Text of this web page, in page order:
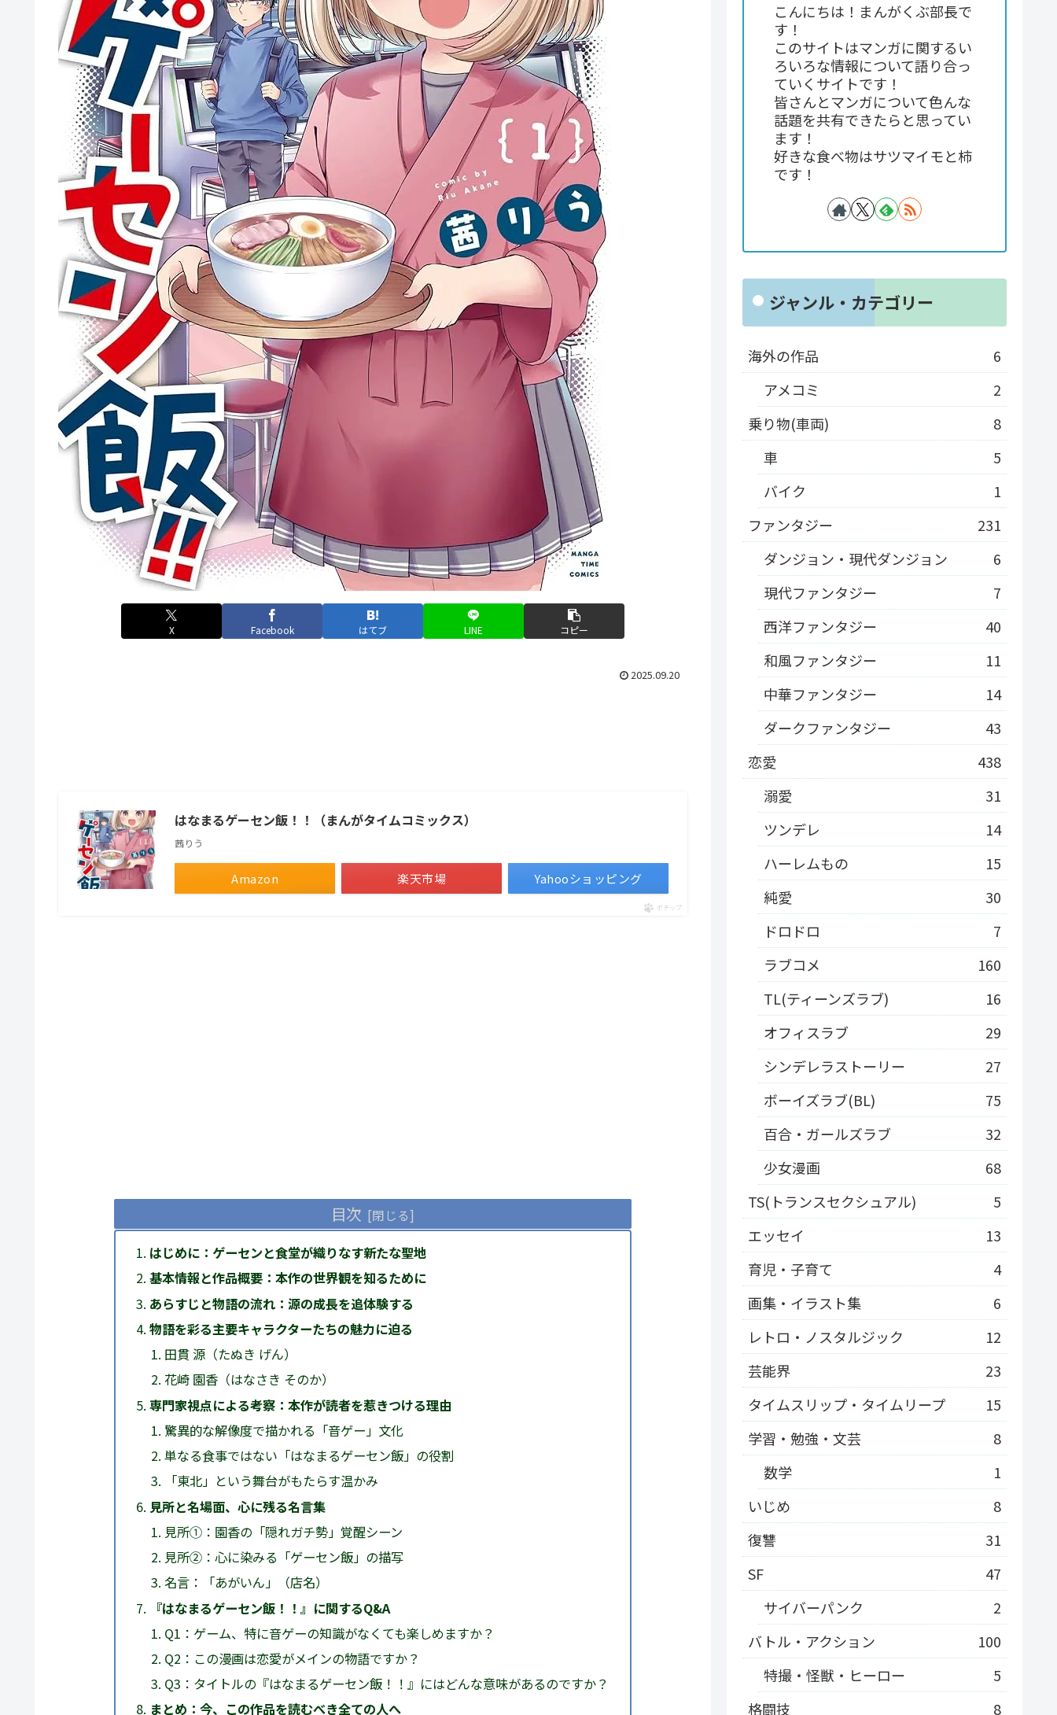
X Facebook はてブ LINE コピー
2025.09.20
はなまるゲーセン飯！！（まんがタイムコミックス）
茜りう
Amazon 楽天市場 Yahooショッピング
ポチップ
目次
はじめに：ゲーセンと食堂が織りなす新たな聖地
基本情報と作品概要：本作の世界観を知るために
あらすじと物語の流れ：源の成長を追体験する
物語を彩る主要キャラクターたちの魅力に迫る
田貫 源（たぬき げん）
花崎 園香（はなさき そのか）
専門家視点による考察：本作が読者を惹きつける理由
驚異的な解像度で描かれる「音ゲー」文化
単なる食事ではない「はなまるゲーセン飯」の役割
「東北」という舞台がもたらす温かみ
見所と名場面、心に残る名言集
見所①：園香の「隠れガチ勢」覚醒シーン
見所②：心に染みる「ゲーセン飯」の描写
名言：「あがいん」（店名）
『はなまるゲーセン飯！！』に関するQ&A
Q1：ゲーム、特に音ゲーの知識がなくても楽しめますか？
Q2：この漫画は恋愛がメインの物語ですか？
Q3：タイトルの『はなまるゲーセン飯！！』にはどんな意味があるのですか？
まとめ：今、この作品を読むべき全ての人へ
こんにちは！まんがくぶ部長で
す！
このサイトはマンガに関するい
ろいろな情報について語り合っ
ていくサイトです！
皆さんとマンガについて色んな
話題を共有できたらと思ってい
ます！
好きな食べ物はサツマイモと柿
です！
ジャンル・カテゴリー
海外の作品
6
アメコミ
2
乗り物(車両)
8
車
5
バイク
1
ファンタジー
231
ダンジョン・現代ダンジョン
6
現代ファンタジー
7
西洋ファンタジー
40
和風ファンタジー
11
中華ファンタジー
14
ダークファンタジー
43
恋愛
438
溺愛
31
ツンデレ
14
ハーレムもの
15
純愛
30
ドロドロ
7
ラブコメ
160
TL(ティーンズラブ)
16
オフィスラブ
29
シンデレラストーリー
27
ボーイズラブ(BL)
75
百合・ガールズラブ
32
少女漫画
68
TS(トランスセクシュアル)
5
エッセイ
13
育児・子育て
4
画集・イラスト集
6
レトロ・ノスタルジック
12
芸能界
23
タイムスリップ・タイムリープ
15
学習・勉強・文芸
8
数学
1
いじめ
8
復讐
31
SF
47
サイバーパンク
2
バトル・アクション
100
特撮・怪獣・ヒーロー
5
格闘技
8